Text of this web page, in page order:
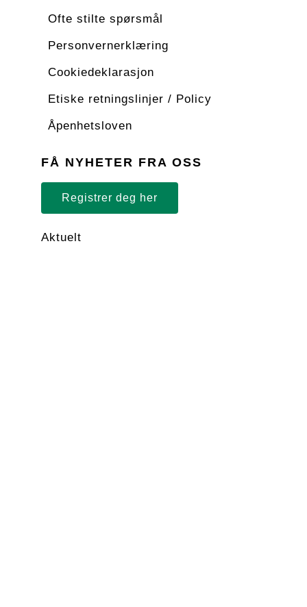
Ofte stilte spørsmål
Personvernerklæring
Cookiedeklarasjon
Etiske retningslinjer / Policy
Åpenhetsloven
FÅ NYHETER FRA OSS
Registrer deg her
Aktuelt